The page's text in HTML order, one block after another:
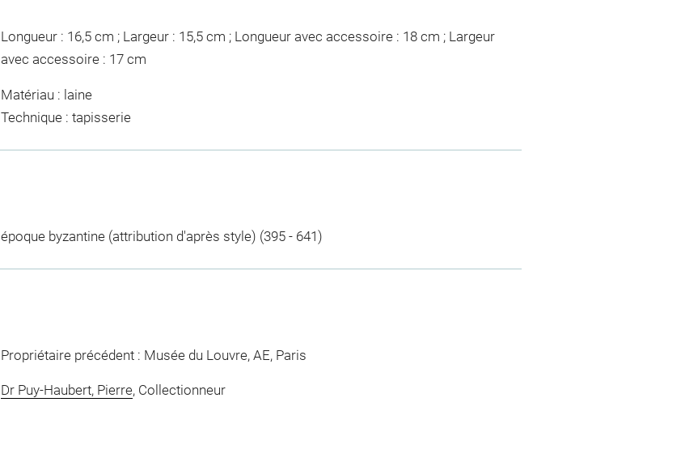
Longueur : 16,5 cm ; Largeur : 15,5 cm ; Longueur avec accessoire : 18 cm ; Largeur
avec accessoire : 17 cm
Matériau : laine
Technique : tapisserie
époque byzantine (attribution d'après style) (395 - 641)
Propriétaire précédent : Musée du Louvre, AE, Paris
Dr Puy-Haubert, Pierre, Collectionneur